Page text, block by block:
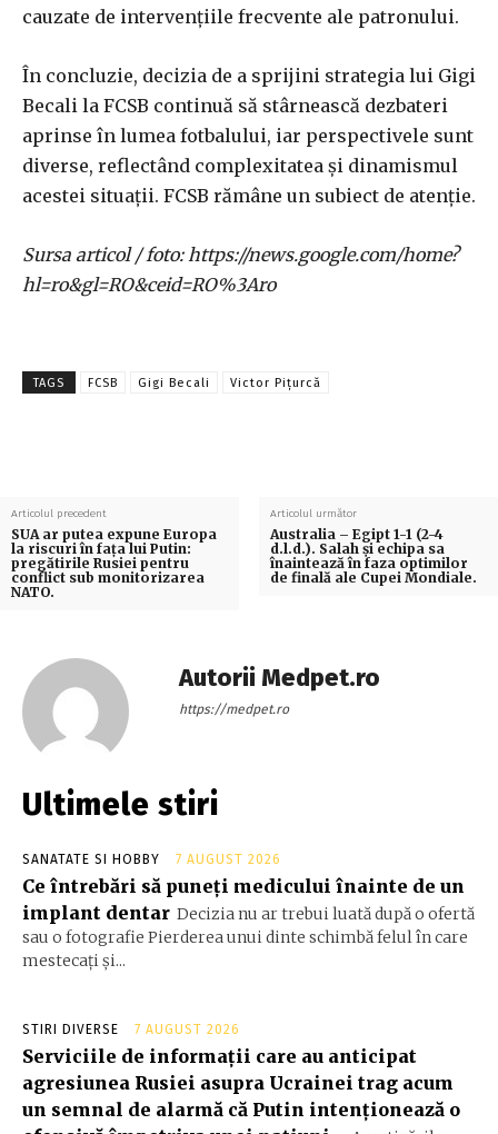
cauzate de intervențiile frecvente ale patronului.
În concluzie, decizia de a sprijini strategia lui Gigi
Becali la FCSB continuă să stârnească dezbateri
aprinse în lumea fotbalului, iar perspectivele sunt
diverse, reflectând complexitatea și dinamismul
acestei situații. FCSB rămâne un subiect de atenție.
Sursa articol / foto: https://news.google.com/home?
hl=ro&gl=RO&ceid=RO%3Aro
TAGS FCSB Gigi Becali Victor Pițurcă
Articolul precedent
SUA ar putea expune Europa
la riscuri în fața lui Putin:
pregătirile Rusiei pentru
conflict sub monitorizarea
NATO.
Articolul următor
Australia – Egipt 1-1 (2-4
d.l.d.). Salah și echipa sa
înaintează în faza optimilor
de finală ale Cupei Mondiale.
Autorii Medpet.ro
https://medpet.ro
Ultimele stiri
SANATATE SI HOBBY 7 AUGUST 2026
Ce întrebări să puneți medicului înainte de un
implant dentar Decizia nu ar trebui luată după o ofertă
sau o fotografie Pierderea unui dinte schimbă felul în care
mestecați și...
STIRI DIVERSE 7 AUGUST 2026
Serviciile de informații care au anticipat
agresiunea Rusiei asupra Ucrainei trag acum
un semnal de alarmă că Putin intenționează o